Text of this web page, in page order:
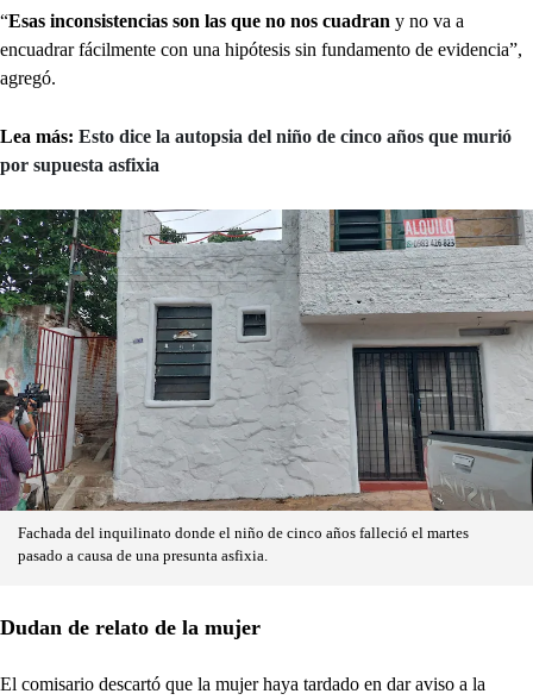
“Esas inconsistencias son las que no nos cuadran y no va a
encuadrar fácilmente con una hipótesis sin fundamento de evidencia”,
agregó.
Lea más: Esto dice la autopsia del niño de cinco años que murió
por supuesta asfixia
Fachada del inquilinato donde el niño de cinco años falleció el martes
pasado a causa de una presunta asfixia.
Dudan de relato de la mujer
El comisario descartó que la mujer haya tardado en dar aviso a la